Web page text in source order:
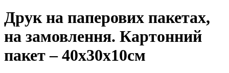
Друк на паперових пакетах,
на замовлення. Картонний
пакет – 40х30х10см